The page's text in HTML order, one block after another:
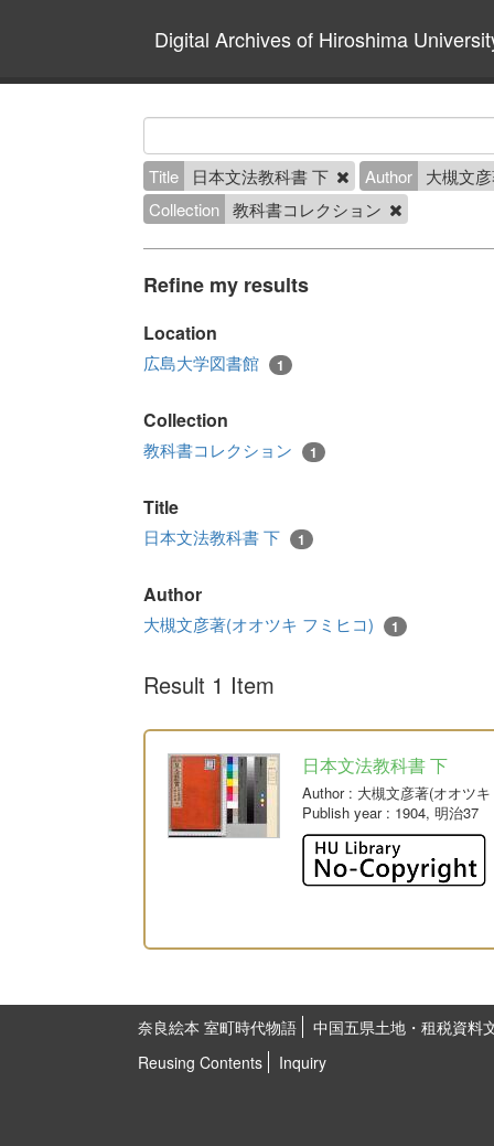
Digital Archives of Hiroshima
Title 日本文法教科書 下 Author
大槻文
Collection 教科書コレクション
Refine my results
Location
広島大学図書館 1
Collection
教科書コレクション 1
Title
日本文法教科書 下 1
Author
大槻文彦著(オオツキ フミヒコ) 1
Result 1 Item
日本文法教科書 下
Author: 大槻文彦著(オオツ
Publish year: 1904, 明治37
奈良絵本 室町時代物語
中国五県土地・租税資料
Reusing Contents
Inquiry